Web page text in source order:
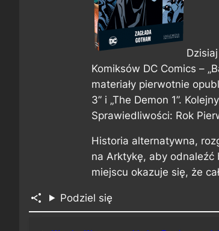
Komiksów DC Comics –
materiały pierwotnie
3” i „The Demon 1”.
Sprawiedliwości: Rok
Historia alternatywna,
na Arktykę, aby odnaleźć
miejscu okazuje się, że
Podziel się